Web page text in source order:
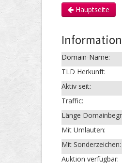
Hauptseite
Domain-Name:
TLD Herkunft:
Aktiv seit:
Traffic:
Länge
Mit Umlauten:
Mit Sonderzeichen:
Auktion verfügbar: